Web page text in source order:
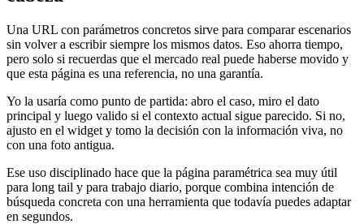
Una URL con parámetros concretos sirve para comparar escenarios
sin volver a escribir siempre los mismos datos. Eso ahorra tiempo,
pero solo si recuerdas que el mercado real puede haberse movido y
que esta página es una referencia, no una garantía.
Yo la usaría como punto de partida: abro el caso, miro el dato
principal y luego valido si el contexto actual sigue parecido. Si no,
ajusto en el widget y tomo la decisión con la información viva, no
con una foto antigua.
Ese uso disciplinado hace que la página paramétrica sea muy útil
para long tail y para trabajo diario, porque combina intención de
búsqueda concreta con una herramienta que todavía puedes adaptar
en segundos.